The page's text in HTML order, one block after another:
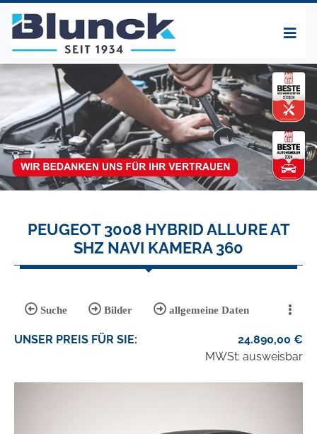
PEUGEOT 3008 HYBRID ALLURE AT
SHZ NAVI KAMERA 360
Suche Bilder allgemeine Daten
UNSER PREIS FÜR SIE: 24.890,00 €
MWSt: ausweisbar